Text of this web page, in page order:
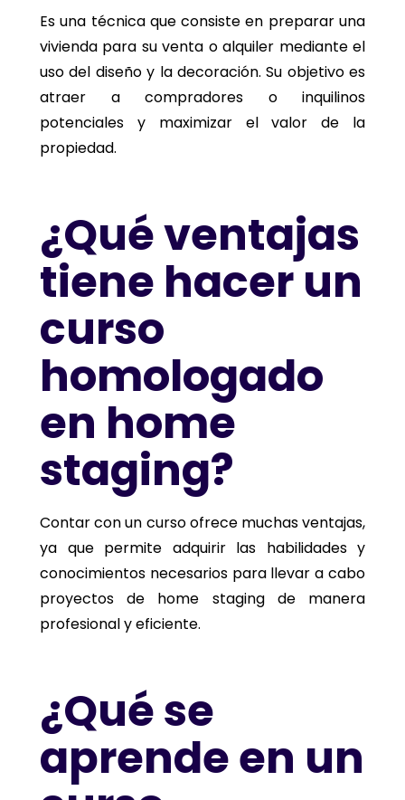
Es una técnica que consiste en preparar una
vivienda para su venta o alquiler mediante el
uso del diseño y la decoración. Su objetivo es
atraer a compradores o inquilinos
potenciales y maximizar el valor de la
propiedad.
¿Qué ventajas
tiene hacer un
curso
homologado
en home
staging?
Contar con un curso ofrece muchas ventajas,
ya que permite adquirir las habilidades y
conocimientos necesarios para llevar a cabo
proyectos de home staging de manera
profesional y eficiente.
¿Qué se
aprende en un